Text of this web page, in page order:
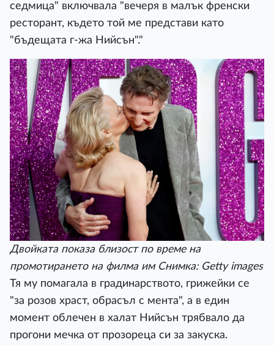
седмица" включвала "вечеря в малък френски
ресторант, където той ме представи като
"бъдещата г-жа Нийсън"."
Двойката показа близост по време на
промотирането на филма им Снимка: Getty images
Тя му помагала в градинарството, грижейки се
"за розов храст, обрасъл с мента", а в един
момент облечен в халат Нийсън трябвало да
прогони мечка от прозореца си за закуска.